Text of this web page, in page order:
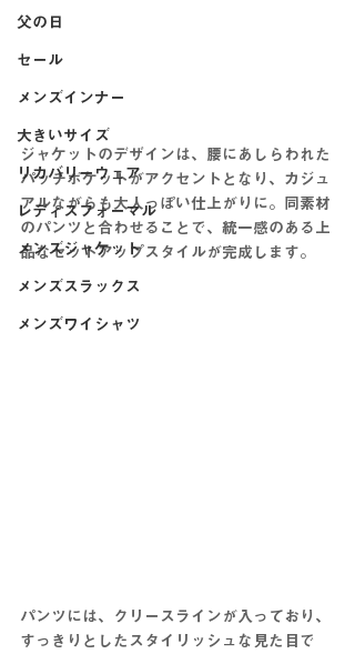
父の日
セール
メンズインナー
大きいサイズ
リカバリーウェア
レディスフォーマル
メンズジャケット
メンズスラックス
メンズワイシャツ
ジャケットのデザインは、腰にあしらわれた
パッチポケットがアクセントとなり、カジュ
アルながらも大人っぽい仕上がりに。同素材
のパンツと合わせることで、統一感のある上
品なセットアップスタイルが完成します。
パンツには、クリースラインが入っており、
すっきりとしたスタイリッシュな見た目で